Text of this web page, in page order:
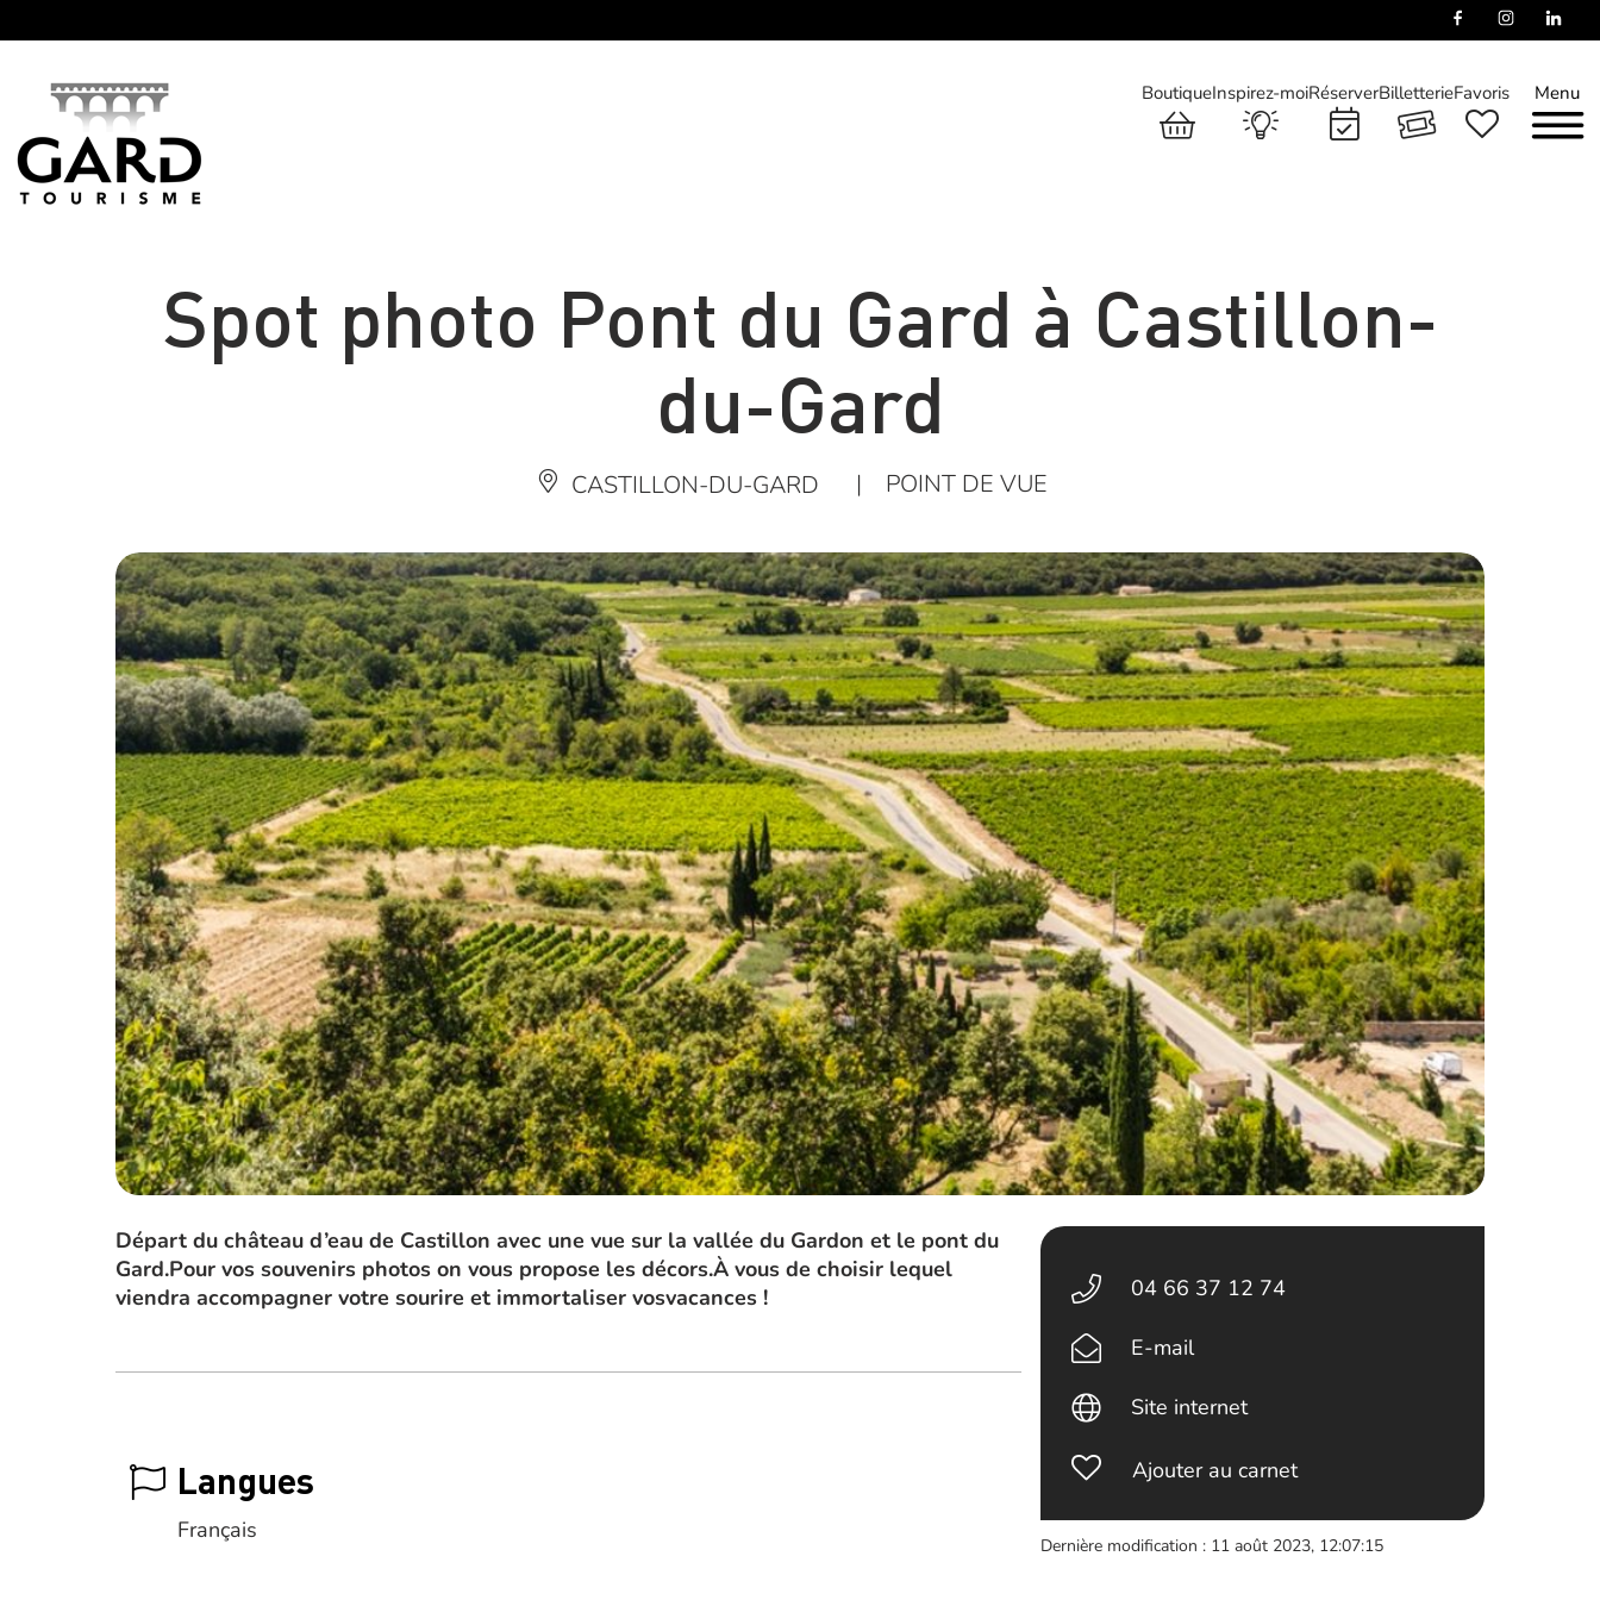
Menu
BoutiqueInspirez-moiRéserverBilletterieFavoris
Spot photo Pont du Gard à Castillon-
du-Gard
CASTILLON-DU-GARD | POINT DE VUE
Départ du château d’eau de Castillon avec une vue sur la vallée du Gardon et le pont du
Gard.Pour vos souvenirs photos on vous propose les décors.À vous de choisir lequel
viendra accompagner votre sourire et immortaliser vosvacances !
Langues
Français
04 66 37 12 74
E-mail
Site internet
Ajouter au carnet
Dernière modification : 11 août 2023, 12:07:15